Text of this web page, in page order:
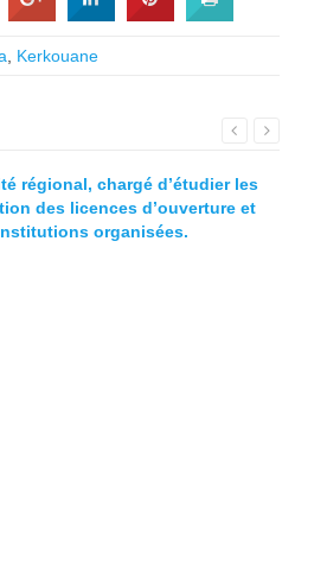
Kerkouane
régional, chargé d’étudier les
des licences d’ouverture et
organisées.